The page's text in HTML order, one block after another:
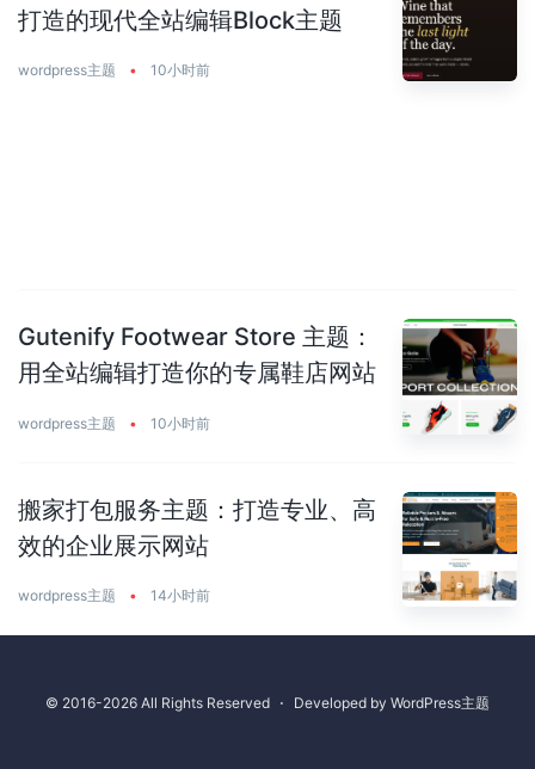
打造的现代全站编辑Block主题
wordpress主题 • 10小时前
Gutenify Footwear Store 主题：
用全站编辑打造你的专属鞋店网站
wordpress主题 • 10小时前
搬家打包服务主题：打造专业、高
效的企业展示网站
wordpress主题 • 14小时前
© 2016-2026 All Rights Reserved ⋅ Developed by WordPress主题